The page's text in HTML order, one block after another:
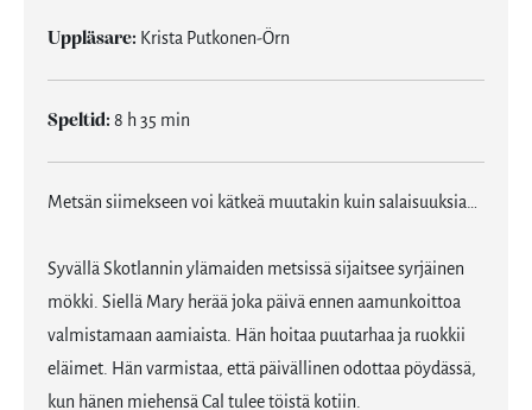
Uppläsare: Krista Putkonen-Örn
Speltid: 8 h 35 min
Metsän siimekseen voi kätkeä muutakin kuin salaisuuksia…
Syvällä Skotlannin ylämaiden metsissä sijaitsee syrjäinen
mökki. Siellä Mary herää joka päivä ennen aamunkoittoa
valmistamaan aamiaista. Hän hoitaa puutarhaa ja ruokkii
eläimet. Hän varmistaa, että päivällinen odottaa pöydässä,
kun hänen miehensä Cal tulee töistä kotiin.